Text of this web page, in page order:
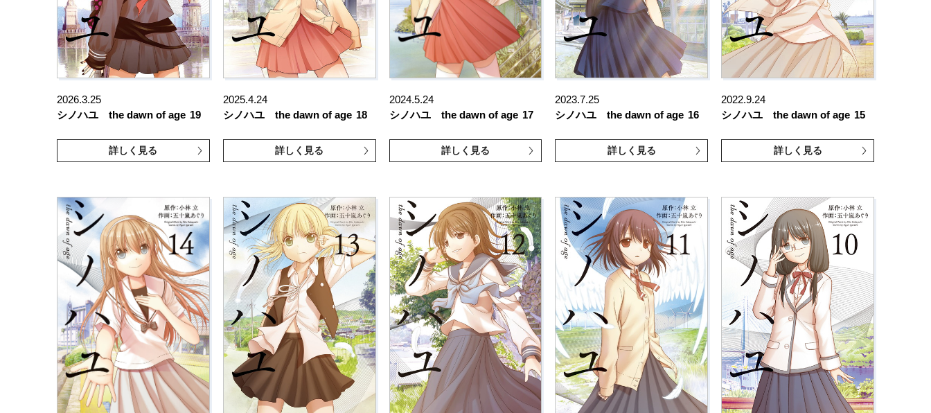
2026.3.25
シノハユ the dawn of age 19
詳しく見る
2025.4.24
シノハユ the dawn of age 18
詳しく見る
2024.5.24
シノハユ the dawn of age 17
詳しく見る
2023.7.25
シノハユ the dawn of age 16
詳しく見る
2022.9.24
シノハユ the dawn of age 15
詳しく見る